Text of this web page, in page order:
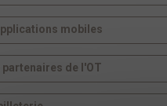
mobiles
partenaires de l'OT